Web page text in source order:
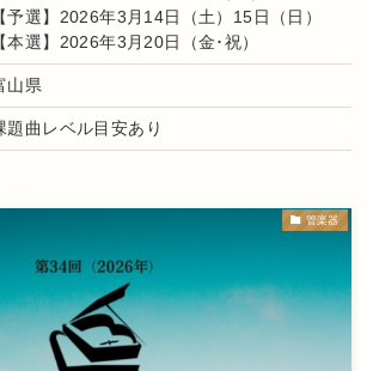
【予選】2026年3月14日（土）15日（日）
【本選】2026年3月20日（金･祝）
山県
題曲レベル目安あり
管楽器